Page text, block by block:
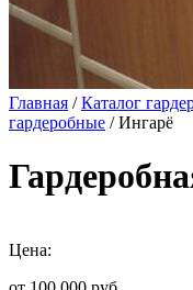
Главная /Каталог
гардеробные / Ингарё
Цена: